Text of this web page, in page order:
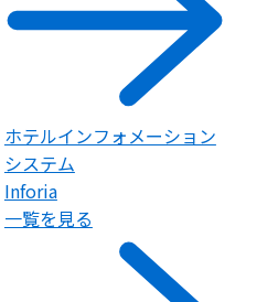
ホテルインフォメーション
システム
Inforia
一覧を見る